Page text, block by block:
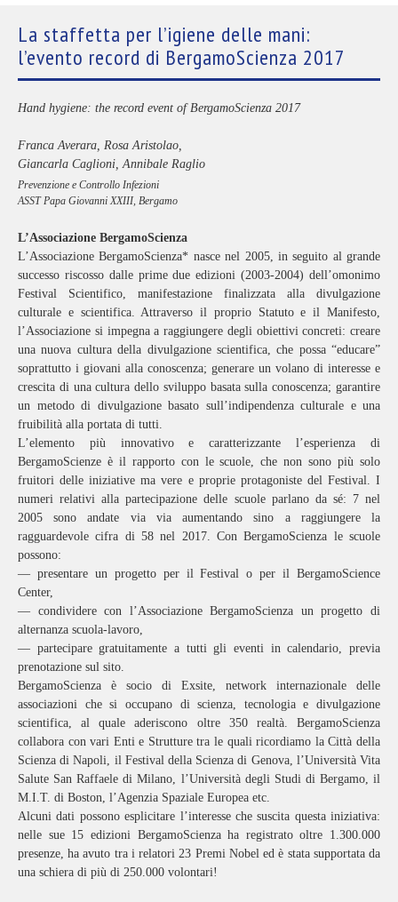
La staffetta per l’igiene delle mani:
l’evento record di BergamoScienza 2017
Hand hygiene: the record event of BergamoScienza 2017
Franca Averara, Rosa Aristolao,
Giancarla Caglioni, Annibale Raglio
Prevenzione e Controllo Infezioni
ASST Papa Giovanni XXIII, Bergamo
L’Associazione BergamoScienza
L’Associazione BergamoScienza* nasce nel 2005, in seguito al grande
successo riscosso dalle prime due edizioni (2003-2004) dell’omonimo
Festival Scientifico, manifestazione finalizzata alla divulgazione
culturale e scientifica. Attraverso il proprio Statuto e il Manifesto,
l’Associazione si impegna a raggiungere degli obiettivi concreti: creare
una nuova cultura della divulgazione scientifica, che possa “educare”
soprattutto i giovani alla conoscenza; generare un volano di interesse e
crescita di una cultura dello sviluppo basata sulla conoscenza; garantire
un metodo di divulgazione basato sull’indipendenza culturale e una
fruibilità alla portata di tutti.
L’elemento più innovativo e caratterizzante l’esperienza di
BergamoScienze è il rapporto con le scuole, che non sono più solo
fruitori delle iniziative ma vere e proprie protagoniste del Festival. I
numeri relativi alla partecipazione delle scuole parlano da sé: 7 nel
2005 sono andate via via aumentando sino a raggiungere la
ragguardevole cifra di 58 nel 2017. Con BergamoScienza le scuole
possono:
— presentare un progetto per il Festival o per il BergamoScience
Center,
— condividere con l’Associazione BergamoScienza un progetto di
alternanza scuola-lavoro,
— partecipare gratuitamente a tutti gli eventi in calendario, previa
prenotazione sul sito.
BergamoScienza è socio di Exsite, network internazionale delle
associazioni che si occupano di scienza, tecnologia e divulgazione
scientifica, al quale aderiscono oltre 350 realtà. BergamoScienza
collabora con vari Enti e Strutture tra le quali ricordiamo la Città della
Scienza di Napoli, il Festival della Scienza di Genova, l’Università Vita
Salute San Raffaele di Milano, l’Università degli Studi di Bergamo, il
M.I.T. di Boston, l’Agenzia Spaziale Europea etc.
Alcuni dati possono esplicitare l’interesse che suscita questa iniziativa:
nelle sue 15 edizioni BergamoScienza ha registrato oltre 1.300.000
presenze, ha avuto tra i relatori 23 Premi Nobel ed è stata supportata da
una schiera di più di 250.000 volontari!